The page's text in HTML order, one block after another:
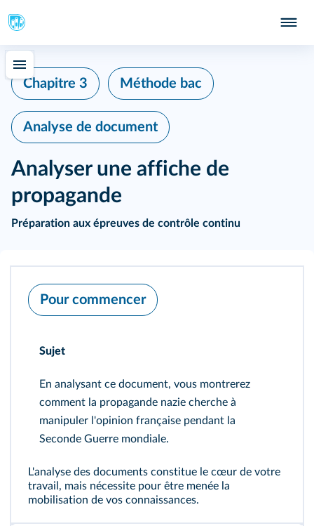
Chapitre 3 Méthode bac
Analyse de document
Analyser une affiche de
propagande
Préparation aux épreuves de contrôle continu
Pour commencer
Sujet
En analysant ce document, vous montrerez
comment la propagande nazie cherche à
manipuler l'opinion française pendant la
Seconde Guerre mondiale.
L'analyse des documents constitue le cœur de votre
travail, mais nécessite pour être menée la
mobilisation de vos connaissances.